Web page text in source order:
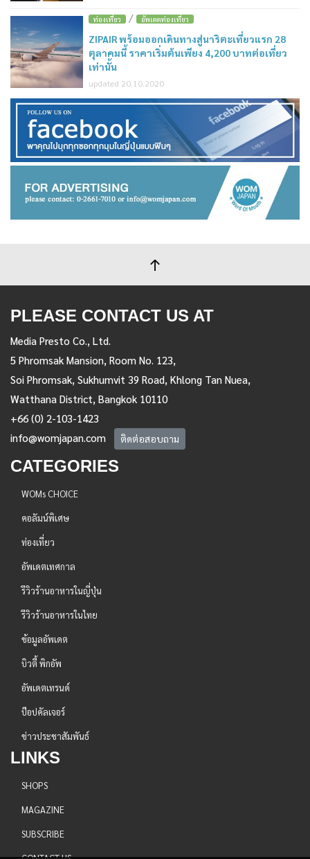
ท่องเที่ยว / อัพเดตท่องเที่ยว
ZIPAIR พร้อมออกเดินทางสู่นาริตะเที่ยวแรก 28
ตุลาคมนี้ ราคาเริ่มต้นเพียง 4,200 บาทต่อเที่ยว
เท่านั้น
updated 20.10.2020
PLEASE CONTACT US AT
Media Presto Co., Ltd.
5 Phromsak Mansion, Room No. 123,
Soi Phromsak, Sukhumvit 39 Road, Khlong Tan Nuea,
Watthana District, Bangkok 10110
+66 (0) 2-103-1423
info@womjapan.com
ติดต่อสอบถาม
CATEGORIES
WOMs CHOICE
คอลัมน์พิเศษ
ท่องเที่ยว
อัพเดตเทศกาล
รีวิวร้านอาหารในญี่ปุ่น
รีวิวร้านอาหารในไทย
ข้อมูลอัพเดต
บิวตี้ พิกอัพ
อัพเดตเทรนด์
ป๊อปคัลเจอร์
ข่าวประชาสัมพันธ์
LINKS
SHOPS
MAGAZINE
SUBSCRIBE